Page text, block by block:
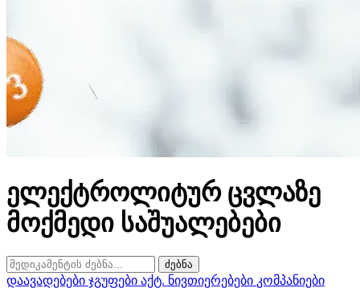
ელექტროლიტურ ცვლაზე
მოქმედი საშუალებები
ძებნა
დაავადებები ჯგუფები აქტ. ნივთიერებები კომპანიები